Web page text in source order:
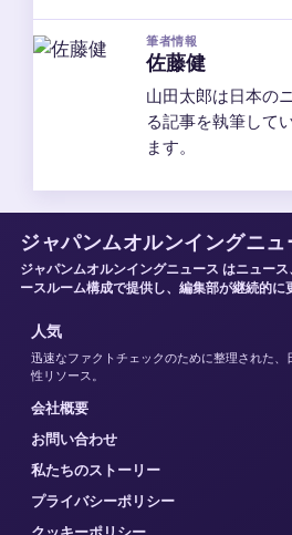
筆者情報
佐藤健
山田太郎は日本の
る記事を執筆して
ます。
ジャパンムオルンイングニュ
ジャパンムオルンイングニュース はニュー
ースルーム構成で提供し、編集部が継続的に
人気
迅速なファクトチェックのために整理された
性リソース。
会社概要
お問い合わせ
私たちのストーリー
プライバシーポリシー